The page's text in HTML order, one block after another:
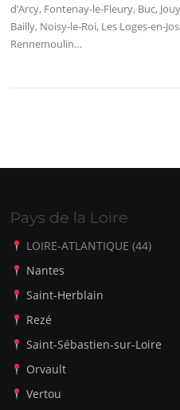
d’Arcy, Fontenay-le-Fleury, Buc,
Bailly, Noisy-le-Roi, Les Loges-en-
Rennemoulin…
Pays de la Loire
LOIRE-ATLANTIQUE (44)
Nantes
Saint-Herblain
Rezé
Saint-Sébastien-sur-Loire
Orvault
Vertou